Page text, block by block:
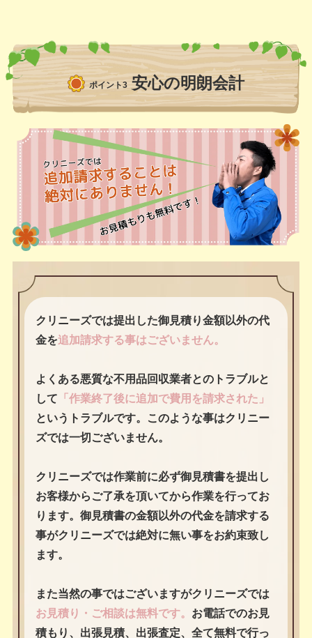
ポイント3 安心の明朗会計
クリニーズでは提出した御見積り金額以外の代
金を追加請求する事はございません。
よくある悪質な不用品回収業者とのトラブルと
して 「作業終了後に追加で費用を請求された」
というトラブルです。このような事はクリニー
ズでは一切ございません。
クリニーズでは作業前に必ず御見積書を提出し
お客様からご了承を頂いてから作業を行ってお
ります。御見積書の金額以外の代金を請求する
事がクリニーズでは絶対に無い事をお約束致し
ます。
また当然の事ではございますがクリニーズでは
お見積り・ご相談は無料です。 お電話でのお見
積もり、出張見積、出張査定、全て無料で行っ